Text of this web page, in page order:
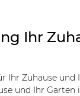
Ihr
Zuhause und
und Ihr